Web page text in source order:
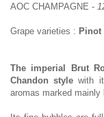
AOC CHAMPAGNE -
Grape varieties : Pinot
The imperial Brut
Chandon style with
aromas marked mainly